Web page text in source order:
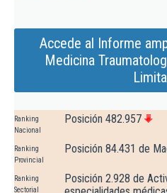
Accede al Informe
Medicina
Ranking
Nacional
Posición 482.957
Ranking
Provincial
Posición 84.431 de
Ranking
Sectorial
Posición 2.928 de